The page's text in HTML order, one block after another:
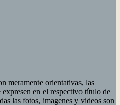
meramente orientativas, las
expresen en el respectivo título de
las fotos, imagenes y videos son